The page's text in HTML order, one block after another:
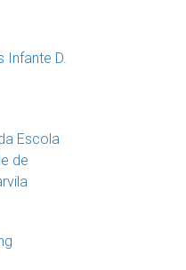
D.
Escola
de